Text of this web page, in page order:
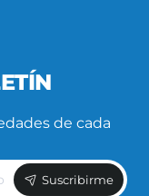
de cada
Suscribirme